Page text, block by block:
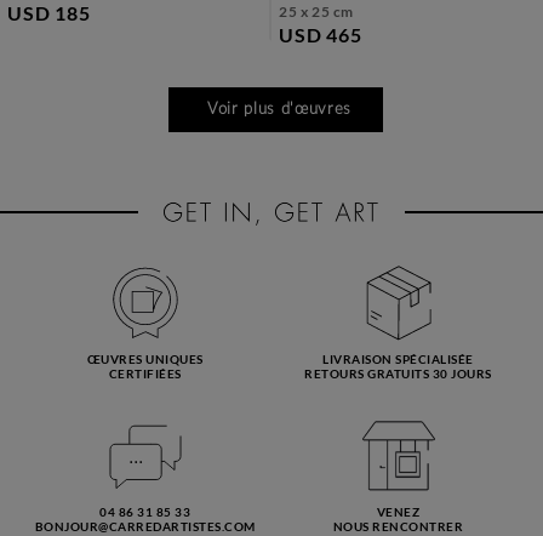
USD 185 25 x 25 cm
USD 465
Voir plus d'œuvres
ŒUVRES UNIQUES
CERTIFIÉES
LIVRAISON SPÉCIALISÉE
RETOURS GRATUITS 30 JOURS
04 86 31 85 33
BONJOUR@CARREDARTISTES.COM
VENEZ
NOUS RENCONTRER